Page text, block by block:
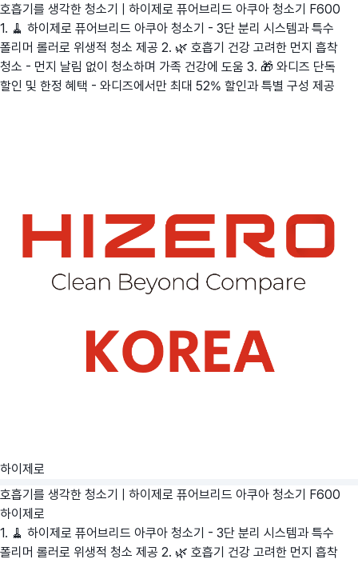
호흡기를 생각한 청소기 | 하이제로 퓨어브리드 아쿠아 청소기 F600
1. 🧹 하이제로 퓨어브리드 아쿠아 청소기 - 3단 분리 시스템과 특수
폴리머 롤러로 위생적 청소 제공 2. 🌿 호흡기 건강 고려한 먼지 흡착
청소 - 먼지 날림 없이 청소하며 가족 건강에 도움 3. 🎁 와디즈 단독
할인 및 한정 혜택 - 와디즈에서만 최대 52% 할인과 특별 구성 제공
하이제로
호흡기를 생각한 청소기 | 하이제로 퓨어브리드 아쿠아 청소기 F600
하이제로
1. 🧹 하이제로 퓨어브리드 아쿠아 청소기 - 3단 분리 시스템과 특수
폴리머 롤러로 위생적 청소 제공 2. 🌿 호흡기 건강 고려한 먼지 흡착